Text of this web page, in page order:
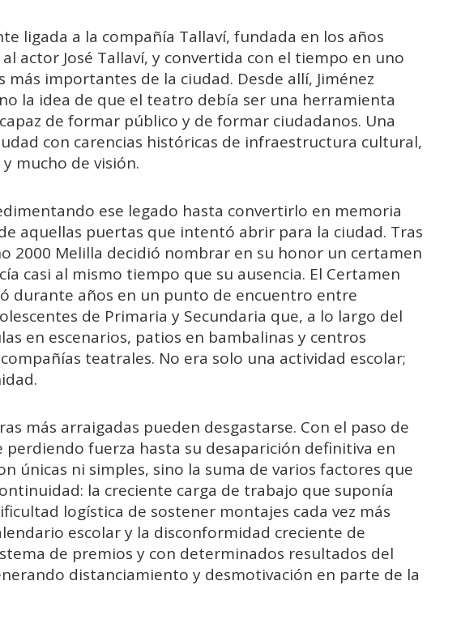
ligada a la compañía Tallaví, fundada en los años
actor José Tallaví, y convertida con el tiempo en uno
importantes de la ciudad. Desde allí, Jiménez
la idea de que el teatro debía ser una herramienta
de formar público y de formar ciudadanos. Una
con carencias históricas de infraestructura cultural,
mucho de visión.
ese legado hasta convertirlo en memoria
aquellas puertas que intentó abrir para la ciudad. Tras
2000 Melilla decidió nombrar en su honor un certamen
casi al mismo tiempo que su ausencia. El Certamen
durante años en un punto de encuentro entre
de Primaria y Secundaria que, a lo largo del
en escenarios, patios en bambalinas y centros
teatrales. No era solo una actividad escolar;
más arraigadas pueden desgastarse. Con el paso de
perdiendo fuerza hasta su desaparición definitiva en
únicas ni simples, sino la suma de varios factores que
la creciente carga de trabajo que suponía
logística de sostener montajes cada vez más
escolar y la disconformidad creciente de
de premios y con determinados resultados del
distanciamiento y desmotivación en parte de la